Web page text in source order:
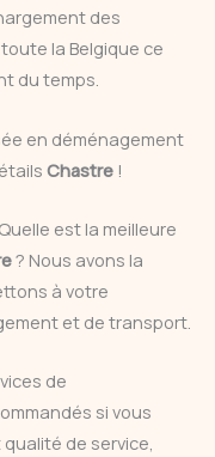
des
la Belgique ce
du temps.
en déménagement
Chastre !
est la meilleure
? Nous avons la
à votre
et de transport.
de
si vous
de service,